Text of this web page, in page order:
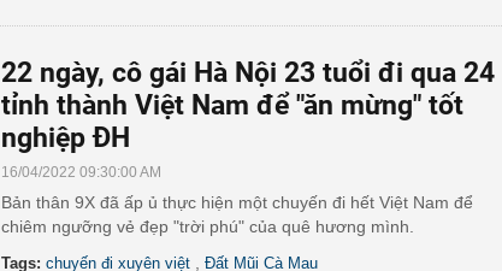
22 ngày, cô gái Hà Nội 23 tuổi đi qua 24
tỉnh thành Việt Nam để "ăn mừng" tốt
nghiệp ĐH
16/04/2022 09:30:00 AM
Bản thân 9X đã ấp ủ thực hiện một chuyến đi hết Việt Nam để
chiêm ngưỡng vẻ đẹp "trời phú" của quê hương mình.
Tags: chuyến đi xuyên việt Đất Mũi Cà Mau